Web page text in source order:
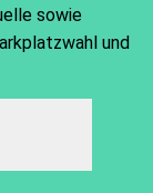
sowie
und